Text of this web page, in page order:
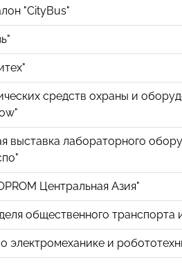
"CityBus"
средств охраны и
выставка лабораторного
Центральная Азия"
общественного транспорта
электромеханике и